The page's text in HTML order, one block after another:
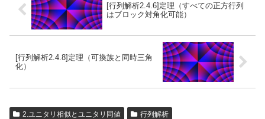
[行列解析2.4.6]定理（すべての正方行列
はブロック対角化可能）
[行列解析2.4.8]定理（可換族と同時三角
化）
2.ユニタリ相似とユニタリ同値 行列解析